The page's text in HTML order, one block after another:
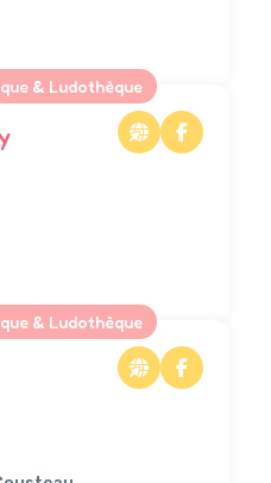
& Ludothèque
& Ludothèque